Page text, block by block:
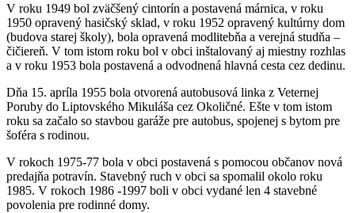
V roku 1949 bol zväčšený cintorín a postavená márnica, v roku
1950 opravený hasičský sklad, v roku 1952 opravený kultúrny dom
(budova starej školy), bola opravená modlitebňa a verejná studňa –
čičiereň. V tom istom roku bol v obci inštalovaný aj miestny rozhlas
a v roku 1953 bola postavená a odvodnená hlavná cesta cez dedinu.
Dňa 15. apríla 1955 bola otvorená autobusová linka z Veternej
Poruby do Liptovského Mikuláša cez Okoličné. Ešte v tom istom
roku sa začalo so stavbou garáže pre autobus, spojenej s bytom pre
šoféra s rodinou.
V rokoch 1975-77 bola v obci postavená s pomocou občanov nová
predajňa potravín. Stavebný ruch v obci sa spomalil okolo roku
1985. V rokoch 1986 -1997 boli v obci vydané len 4 stavebné
povolenia pre rodinné domy.